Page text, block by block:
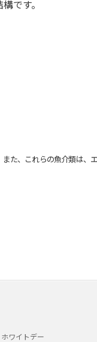
です。
、これらの魚介類は、
ホワイトデー